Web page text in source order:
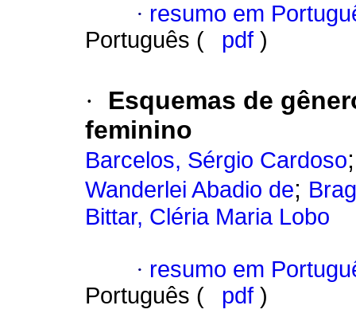
· resumo em
Português (
pdf )
·
Esquemas de
feminino
Barcelos, Sérgio Cardoso
Wanderlei Abadio de;
Bittar, Cléria Maria Lobo
· resumo em
Português (
pdf )